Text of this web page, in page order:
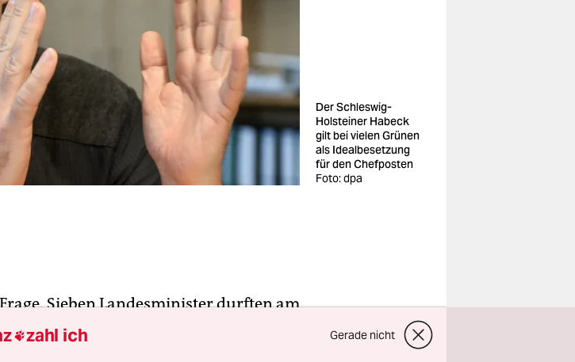
Der Schleswig-
Holsteiner Habeck
gilt bei vielen Grünen
als Idealbesetzung
für den Chefposten
Foto: dpa
Sieben Landesminister durften am
Länderrat erzählen, wie toll ihre
Hühner, deren Schnäbel normal
zahl ich Gerade nicht